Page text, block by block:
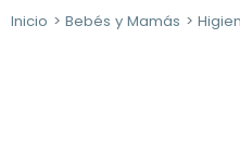
Inicio Bebés y Mamás